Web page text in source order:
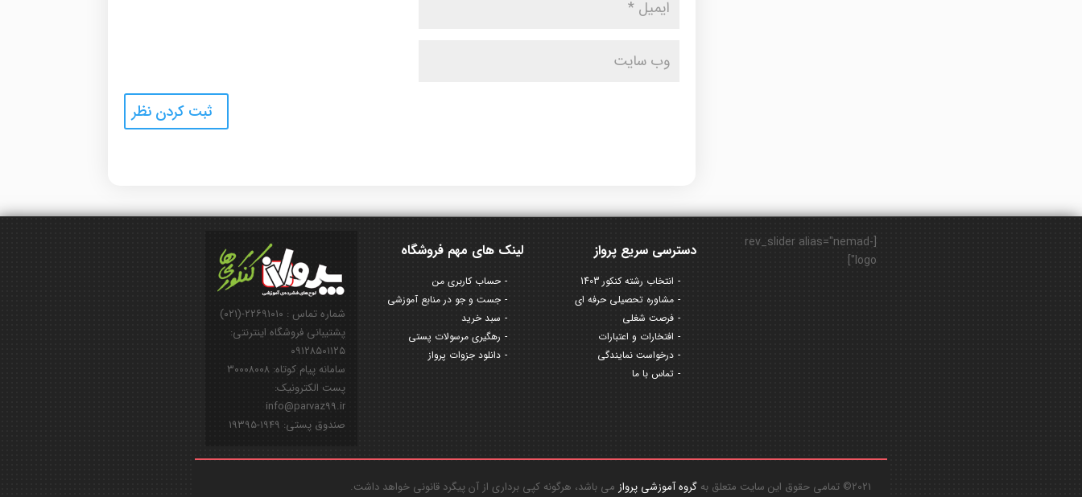
شماره تماس : ۲۲۶۹۱۰۱۰-(۰۲۱)
پشتیبانی فروشگاه اینترنتی:
۰۹۱۲۸۵۰۱۱۲۵
سامانه پیام کوتاه: ۳۰۰۰۸۰۰۸
پست الکترونیک:
info@parvaz99.ir
صندوق پستی: ۱۹۴۹-۱۹۳۹۵
لینک های مهم فروشگاه
حساب کاربری من
جست و جو در منابع آموزشی
سبد خرید
رهگیری مرسولات پستی
دانلود جزوات پرواز
دسترسی سریع پرواز
انتخاب رشته کنکور 1403
مشاوره تحصیلی حرفه ای
فرصت شغلی
افتخارات و اعتبارات
درخواست نمایندگی
تماس با ما
[rev_slider alias="nemad-
logo"]
2021© تمامی حقوق این سایت متعلق به گروه آموزشی پرواز می باشد، هرگونه کپی برداری از آن پیگرد قانونی خواهد داشت.